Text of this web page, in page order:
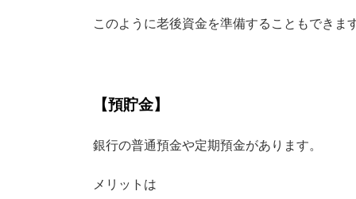
このように老後資金を準備することもできま
【預貯金】
銀行の普通預金や定期預金があります。
メリットは